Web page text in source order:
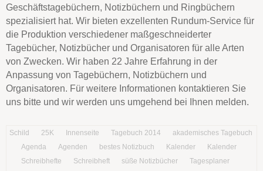
Geschäftstagebüchern, Notizbüchern und Ringbüchern
spezialisiert hat. Wir bieten exzellenten Rundum-Service für
die Produktion verschiedener maßgeschneiderter
Tagebücher, Notizbücher und Organisatoren für alle Arten
von Zwecken. Wir haben 22 Jahre Erfahrung in der
Anpassung von Tagebüchern, Notizbüchern und
Organisatoren. Für weitere Informationen kontaktieren Sie
uns bitte und wir werden uns umgehend bei Ihnen melden.
Schild 25K Innenseite Tagebuch 2014
akademisches Tagebuch
Agenda
Agenden bestes Notizbuch Kalender
Kalender
Schreibhefte
Schreibheft süße Notizbücher
Tagesplaner